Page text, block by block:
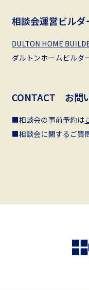
相談会運営ビルダ
DULTON HOME
ダルトンホームビルダ
CONTACT お問
■相談会の事前予約は
■相談会に関するご質